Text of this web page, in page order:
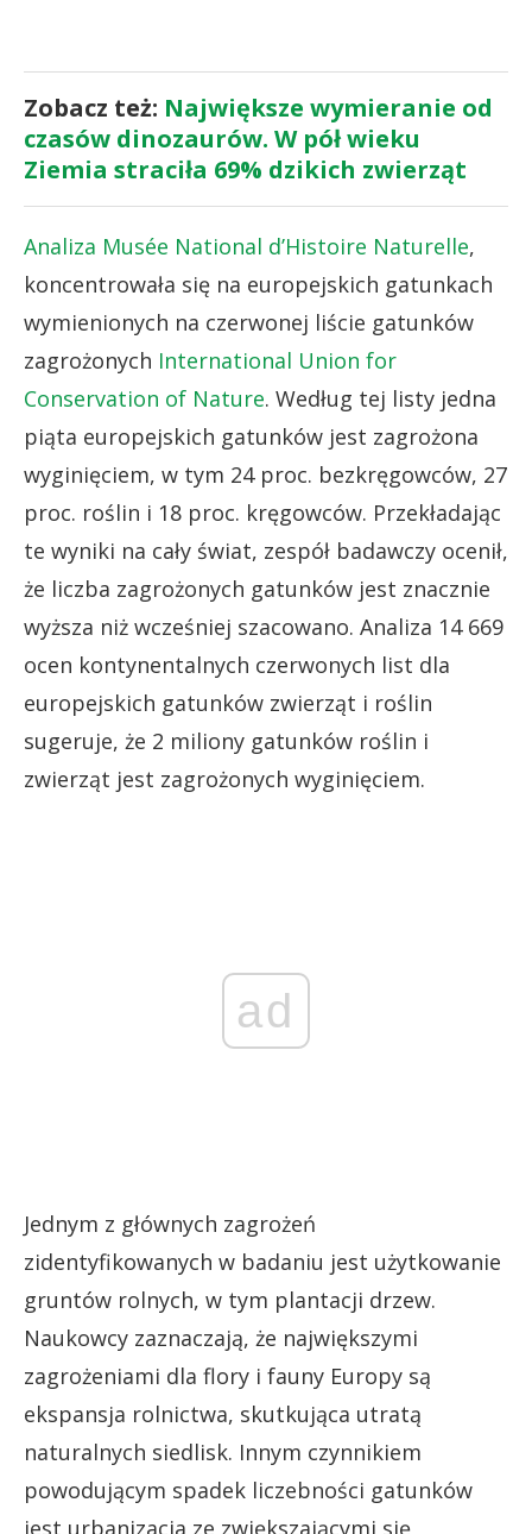
Zobacz też: Największe wymieranie od
czasów dinozaurów. W pół wieku
Ziemia straciła 69% dzikich zwierząt
Analiza Musée National d’Histoire Naturelle,
koncentrowała się na europejskich gatunkach
wymienionych na czerwonej liście gatunków
zagrożonych International Union for
Conservation of Nature. Według tej listy jedna
piąta europejskich gatunków jest zagrożona
wyginięciem, w tym 24 proc. bezkręgowców, 27
proc. roślin i 18 proc. kręgowców. Przekładając
te wyniki na cały świat, zespół badawczy ocenił,
że liczba zagrożonych gatunków jest znacznie
wyższa niż wcześniej szacowano. Analiza 14 669
ocen kontynentalnych czerwonych list dla
europejskich gatunków zwierząt i roślin
sugeruje, że 2 miliony gatunków roślin i
zwierząt jest zagrożonych wyginięciem.
ad
Jednym z głównych zagrożeń
zidentyfikowanych w badaniu jest użytkowanie
gruntów rolnych, w tym plantacji drzew.
Naukowcy zaznaczają, że największymi
zagrożeniami dla flory i fauny Europy są
ekspansja rolnictwa, skutkująca utratą
naturalnych siedlisk. Innym czynnikiem
powodującym spadek liczebności gatunków
jest urbanizacja ze zwiększającymi się